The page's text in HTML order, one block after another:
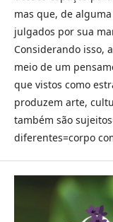
mas que, de
julgados por sua
Considerando isso,
meio de um
que vistos como
produzem arte,
também são
diferentes=corpo